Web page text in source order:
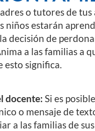
o tutores de
niños estarán
decisión de
a las familias a
esto significa.
docente: Si es
o mensaje de
a las familias de